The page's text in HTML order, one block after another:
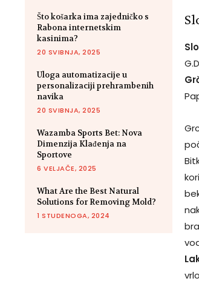
Što košarka ima zajedničko s
Rabona internetskim
kasinima?
20 SVIBNJA, 2025
Uloga automatizacije u
personalizaciji prehrambenih
navika
20 SVIBNJA, 2025
Wazamba Sports Bet: Nova
Dimenzija Klađenja na
Sportove
6 VELJAČE, 2025
What Are the Best Natural
Solutions for Removing Mold?
1 STUDENOGA, 2024